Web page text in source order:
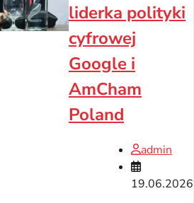
liderka polityki
cyfrowej
Google i
AmCham
Poland
admin
19.06.2026